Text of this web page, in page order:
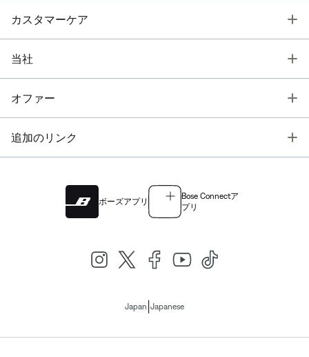
カスタマーケア
当社
オファー
追加のリンク
ボーズアプリ
Bose Connectア
プリ
Japan Japanese